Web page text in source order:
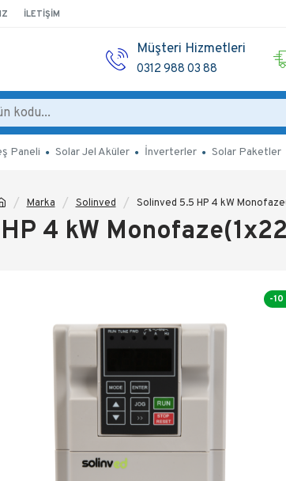
İLETIŞIM
Müşteri Hizmetleri
0312 988 03 88
Paneli Solar Jel Aküler İnverterler Solar Paketler
Marka Solinved Solinved 5.5 HP 4 kW
4 kW
-10